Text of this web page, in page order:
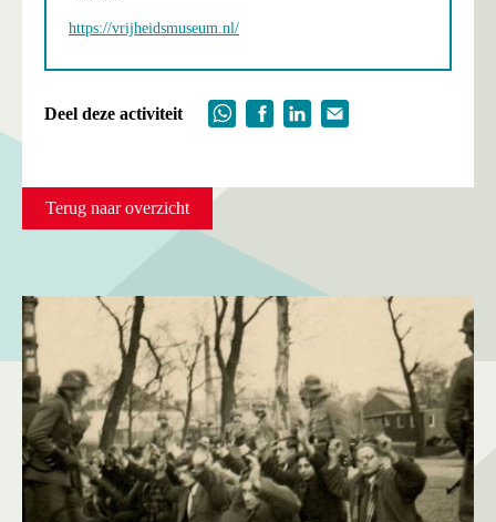
https://vrijheidsmuseum.nl/
Deel deze activiteit
Terug naar overzicht